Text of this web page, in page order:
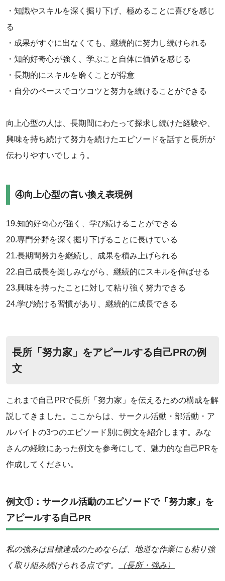
・知識やスキルを深く掘り下げ、極めることに喜びを感じ
る
・成果がすぐに出なくても、継続的に努力し続けられる
・知的好奇心が強く、学ぶこと自体に価値を感じる
・長期的にスキルを磨くことが得意
・自分のペースでコツコツと努力を続けることができる
向上心型の人は、長期間にわたって探求し続けた経験や、
興味を持ち続けて努力を続けたエピソードを話すと長所が
伝わりやすいでしょう。
④向上心型の言い換え表現例
19.知的好奇心が強く、学び続けることができる
20.専門分野を深く掘り下げることに長けている
21.長期間努力を継続し、成果を積み上げられる
22.自己成長を楽しみながら、継続的にスキルを伸ばせる
23.興味を持ったことに対して粘り強く努力できる
24.学び続ける習慣があり、継続的に成長できる
長所「努力家」をアピールする自己PRの例
文
これまで自己PRで長所「努力家」を伝えるための構成を解
説してきました。ここからは、サークル活動・部活動・ア
ルバイトの3つのエピソード別に例文を紹介します。みな
さんの経験にあった例文を参考にして、魅力的な自己PRを
作成してください。
例文①：サークル活動のエピソードで「努力家」を
アピールする自己PR
私の強みは目標達成のためならば、地道な作業にも粘り強
く取り組み続けられる点です。
（長所・強み）